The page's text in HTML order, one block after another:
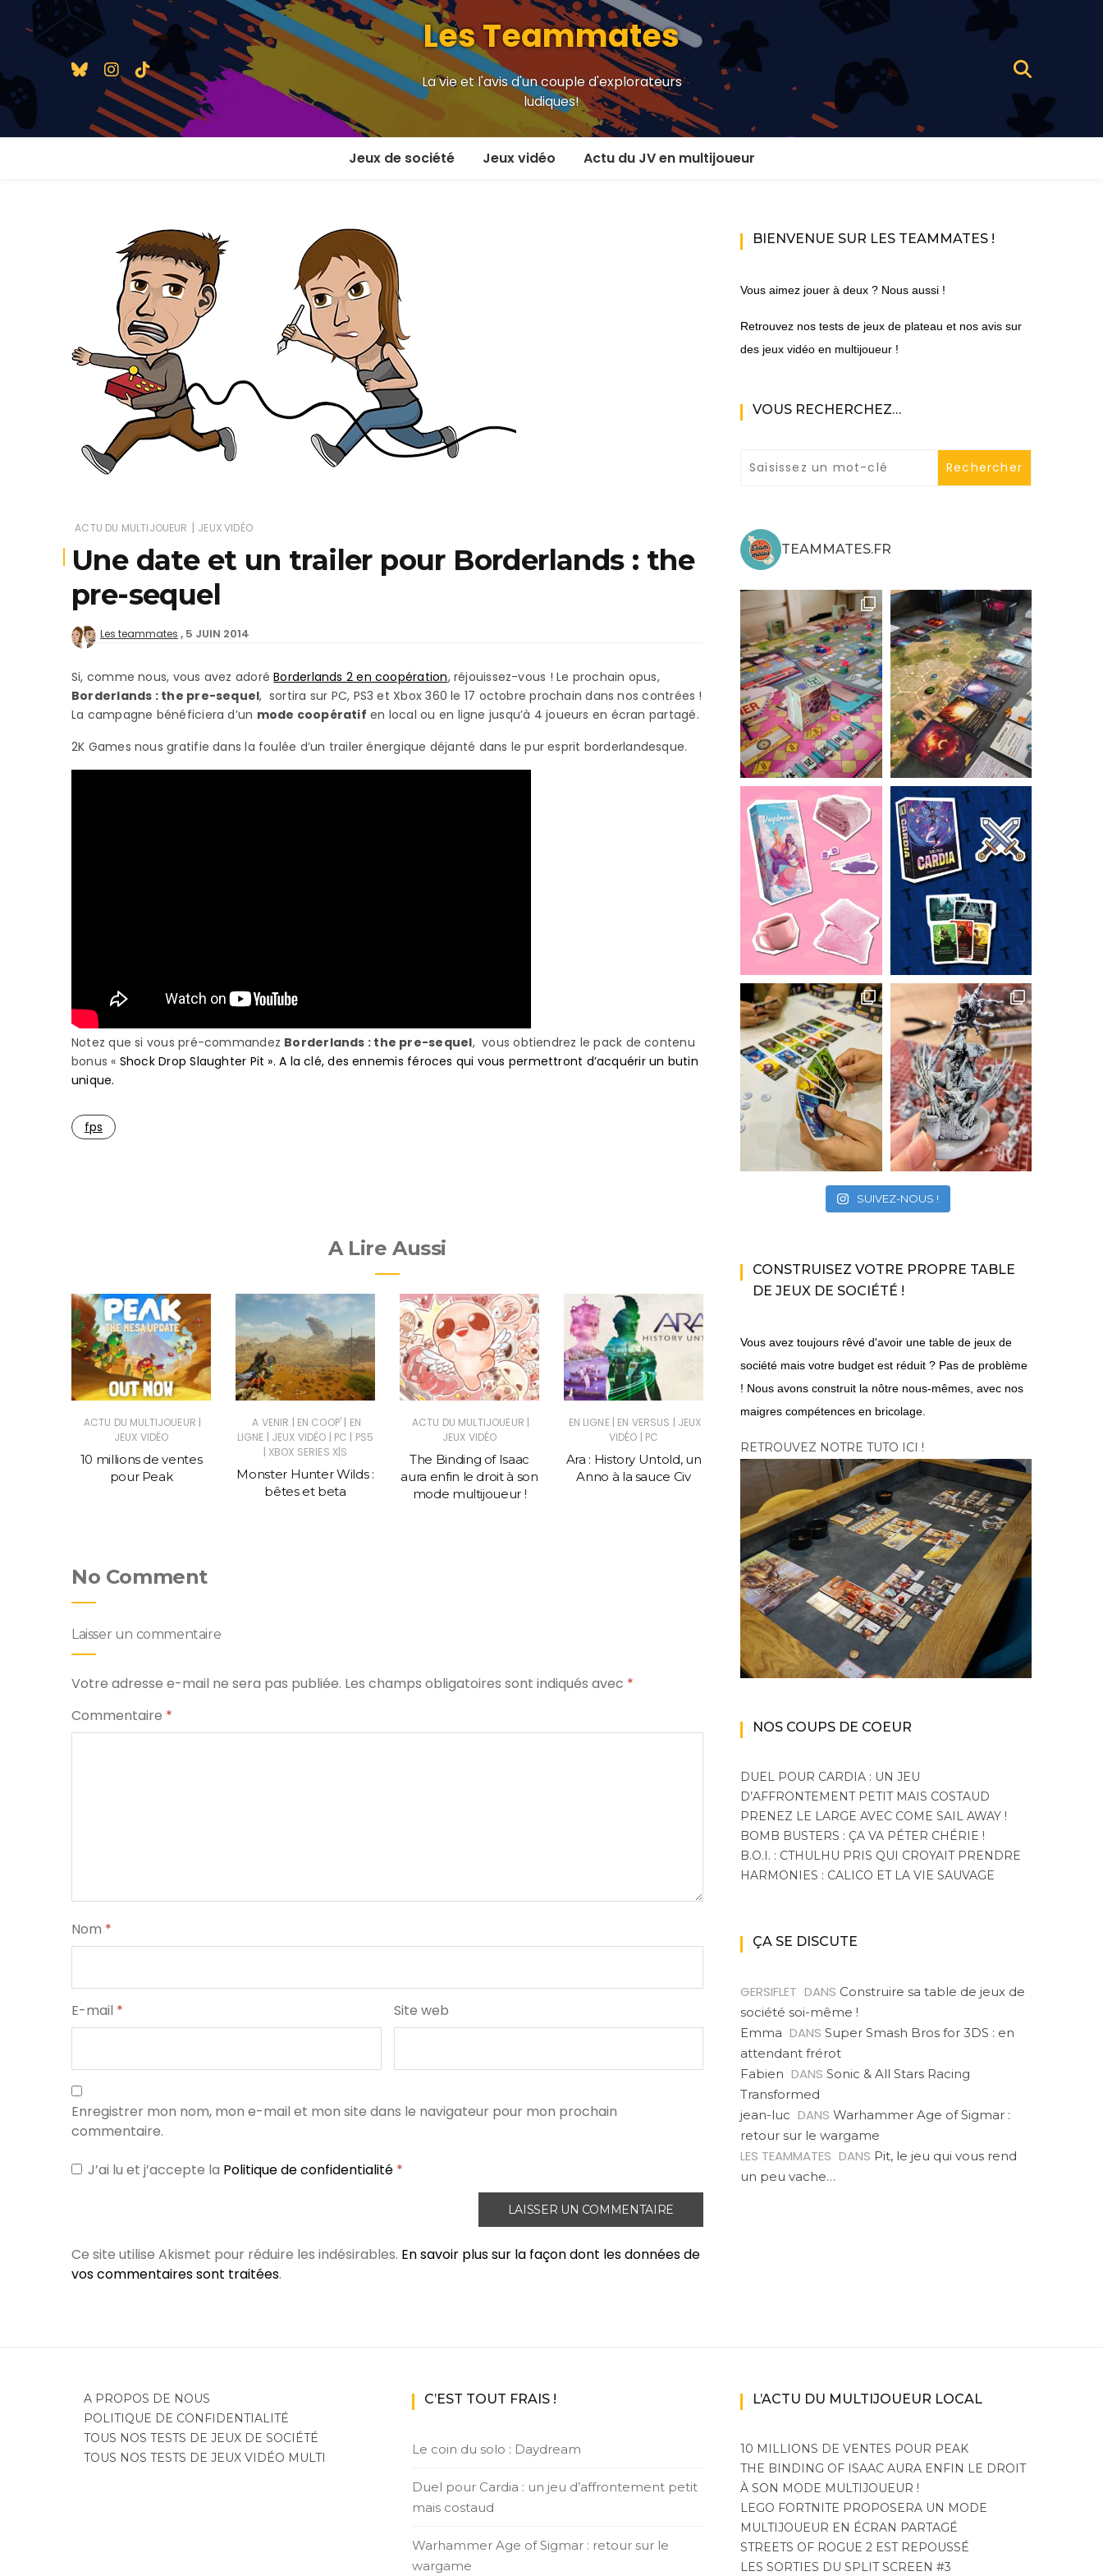
Les Teammates
La vie et l'avis d'un couple d'explorateurs
ludiques!
Jeux de société
2 joueurs
2 joueurs et plus
En coop’
En versus
Jeux Access+
Jeux vidéo
XBox One
XBox Series X|S
Actu du JV en multijoueur
ACTU DU MULTIJOUEUR | JEUX VIDÉO
Une date et un trailer pour Borderlands : the
pre-sequel
Les teammates 5 JUIN 2014
Si, comme nous, vous avez adoréBorderlands 2 en coopération, réjouissez-vous ! Le prochain opus,
Borderlands : the pre-sequel, sortira sur PC, PS3 et Xbox 360 le 17 octobre prochain dans nos contrées !
La campagne bénéficiera d’un mode coopératif en local ou en ligne jusqu’à 4 joueurs en écran partagé.
2K Games nous gratifie dans la foulée d’un trailer énergique déjanté dans le pur esprit borderlandesque.
Notez que si vous pré-commandez Borderlands : the pre-sequel, vous obtiendrez le pack de contenu
bonus « Shock Drop Slaughter Pit ». A la clé, des ennemis féroces qui vous permettront d’acquérir un butin
unique.
fps
A Lire Aussi
ACTU DU MULTIJOUEUR |
JEUX VIDÉO
10 millions de ventes
pour Peak
A VENIR | EN COOP' | EN
LIGNE | JEUX VIDÉO | PC | PS5
| XBOX SERIES X|S
Monster Hunter Wilds :
bêtes et beta
ACTU DU MULTIJOUEUR |
JEUX VIDÉO
The Binding of Isaac
aura enfin le droit à son
mode multijoueur !
EN LIGNE | EN VERSUS | JEUX
VIDÉO | PC
Ara : History Untold, un
Anno à la sauce Civ
ACTU DU MULTIJOUEUR
10 millions de ventes
pour Peak
A VENIR
Monster Hunter Wilds :
bêtes et beta
No Comment
Laisser un commentaire
Votre adresse e-mail ne sera pas publiée. Les champs obligatoires sont indiqués avec *
Commentaire *
Nom *
E-mail * Site web
Enregistrer mon nom, mon e-mail et mon site dans le navigateur pour mon prochain
commentaire.
J’ai lu et j’accepte la Politique de confidentialité *
Ce site utilise Akismet pour réduire les indésirables. En savoir plus sur la façon dont les données de
vos commentaires sont traitées.
BIENVENUE SUR LES TEAMMATES !
Vous aimez jouer à deux ? Nous aussi !
Retrouvez nos tests de jeux de plateau et nos avis sur
des jeux vidéo en multijoueur !
VOUS RECHERCHEZ…
TEAMMATES.FR
SUIVEZ-NOUS !
CONSTRUISEZ VOTRE PROPRE TABLE
DE JEUX DE SOCIÉTÉ !
Vous avez toujours rêvé d'avoir une table de jeux de
société mais votre budget est réduit ? Pas de problème
! Nous avons construit la nôtre nous-mêmes, avec nos
maigres compétences en bricolage.
RETROUVEZ NOTRE TUTO ICI !
NOS COUPS DE COEUR
DUEL POUR CARDIA : UN JEU
D’AFFRONTEMENT PETIT MAIS COSTAUD
PRENEZ LE LARGE AVEC COME SAIL AWAY !
BOMB BUSTERS : ÇA VA PÉTER CHÉRIE !
B.O.I. : CTHULHU PRIS QUI CROYAIT PRENDRE
HARMONIES : CALICO ET LA VIE SAUVAGE
ÇA SE DISCUTE
GERSIFLET DANS Construire sa table de jeux de
société soi-même !
Emma DANS Super Smash Bros for 3DS : en
attendant frérot
Fabien DANS Sonic & All Stars Racing
Transformed
jean-luc DANS Warhammer Age of Sigmar :
retour sur le wargame
LES TEAMMATES DANS Pit, le jeu qui vous rend
un peu vache…
A PROPOS DE NOUS
POLITIQUE DE CONFIDENTIALITÉ
TOUS NOS TESTS DE JEUX DE SOCIÉTÉ
TOUS NOS TESTS DE JEUX VIDÉO MULTI
C’EST TOUT FRAIS !
Le coin du solo : Daydream
Duel pour Cardia : un jeu d’affrontement petit
mais costaud
Warhammer Age of Sigmar : retour sur le
wargame
L’ACTU DU MULTIJOUEUR LOCAL
10 MILLIONS DE VENTES POUR PEAK
THE BINDING OF ISAAC AURA ENFIN LE DROIT
À SON MODE MULTIJOUEUR !
LEGO FORTNITE PROPOSERA UN MODE
MULTIJOUEUR EN ÉCRAN PARTAGÉ
STREETS OF ROGUE 2 EST REPOUSSÉ
LES SORTIES DU SPLIT SCREEN #3